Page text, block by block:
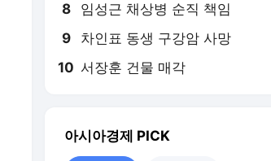
8 임성근 채상병 순직 책임
9 차인표 동생 구강암 사망
10 서장훈 건물 매각
아시아경제 PICK